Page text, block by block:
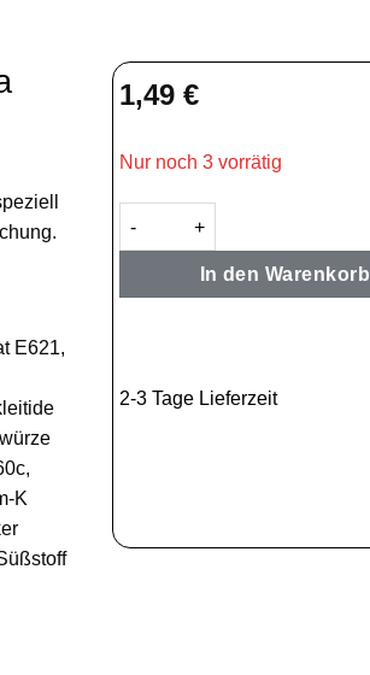
E621,
K
1,49 €
Nur noch 3 vorrätig
In den Warenkorb
2-3 Tage Lieferzeit